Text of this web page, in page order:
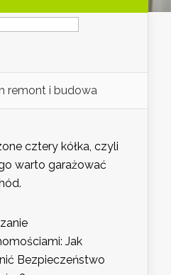
remont i budowa
cztery kółka, czyli
warto garażować
Jak
Bezpieczeństwo